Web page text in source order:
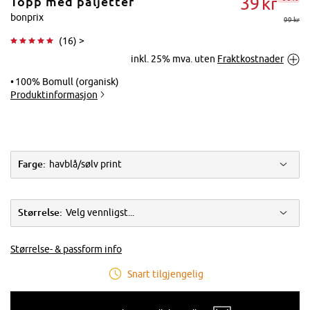
Trykk for å
bonprix
(16) >
99 kr
inkl. 25% mva. uten Fraktkostnader
100% Bomull (organisk)
Produktinformasjon
Farge: havblå/sølv print
Størrelse: Velg vennligst...
Størrelse- & passform info
Snart tilgjengelig